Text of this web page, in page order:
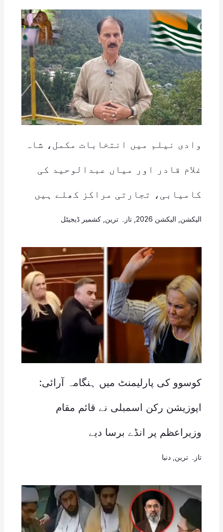
وادی نیلم میں انتخابات مکمل، شاہ
غلام قادر اور میاں عبدالوحید کی
کامیابی، تجارتی مراکز کھلے ہیں
الیکشن الیکشن 2026 , تازہ ترین کشمیر ڈیجیٹل
کوسوو کی پارلیمنٹ میں ہنگامہ آرائی:
اپوزیشن رکن اسمبلی نے قائم مقام
وزیراعظم پر انڈے برسا دیے
تازہ ترین دنیا